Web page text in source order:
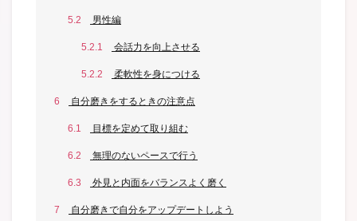
5.2 男性編
5.2.1 会話力を向上させる
5.2.2 柔軟性を身につける
6 自分磨きをするときの注意点
6.1 目標を定めて取り組む
6.2 無理のないペースで行う
6.3 外見と内面をバランスよく磨く
7 自分磨きで自分をアップデートしよう